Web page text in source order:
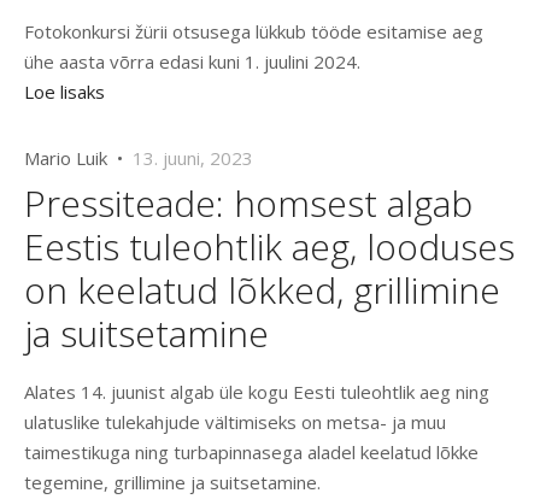
Fotokonkursi žürii otsusega lükkub tööde esitamise aeg
ühe aasta võrra edasi kuni 1. juulini 2024.
Loe lisaks
Mario Luik • 13. juuni, 2023
Pressiteade: homsest algab
Eestis tuleohtlik aeg, looduses
on keelatud lõkked, grillimine
ja suitsetamine
Alates 14. juunist algab üle kogu Eesti tuleohtlik aeg ning
ulatuslike tulekahjude vältimiseks on metsa- ja muu
taimestikuga ning turbapinnasega aladel keelatud lõkke
tegemine, grillimine ja suitsetamine.